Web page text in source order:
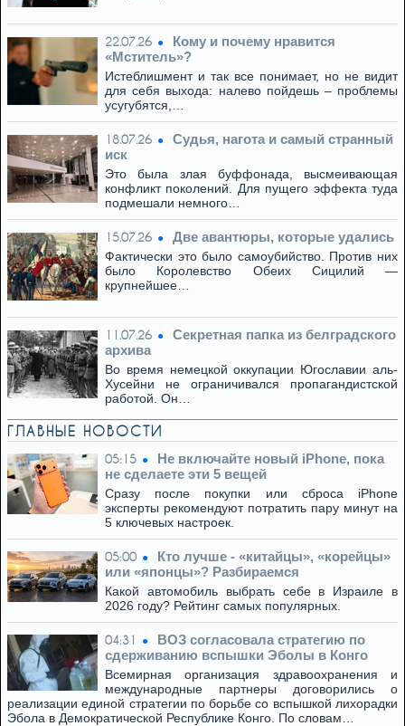
22.07.26
Кому и почему нравится
«Мститель»?
Истеблишмент и так все понимает, но не видит
для себя выхода: налево пойдешь – проблемы
усугубятся,…
18.07.26
Cудья, нагота и самый странный
иск
Это была злая буффонада, высмеивающая
конфликт поколений. Для пущего эффекта туда
подмешали немного…
15.07.26 Две авантюры, которые удались
Фактически это было самоубийство. Против них
было Королевство Обеих Сицилий —
крупнейшее…
11.07.26
Секретная папка из белградского
архива
Во время немецкой оккупации Югославии аль-
Хусейни не ограничивался пропагандистской
работой. Он…
ГЛАВНЫЕ НОВОСТИ
05:15
Не включайте новый iPhone, пока
не сделаете эти 5 вещей
Сразу после покупки или сброса iPhone
эксперты рекомендуют потратить пару минут на
5 ключевых настроек.
05:00
Кто лучше - «китайцы», «корейцы»
или «японцы»? Разбираемся
Какой автомобиль выбрать себе в Израиле в
2026 году? Рейтинг самых популярных.
04:31
ВОЗ согласовала стратегию по
сдерживанию вспышки Эболы в Конго
Всемирная организация здравоохранения и
международные партнеры договорились о
реализации единой стратегии по борьбе со вспышкой лихорадки
Эбола в Демократической Республике Конго. По словам…